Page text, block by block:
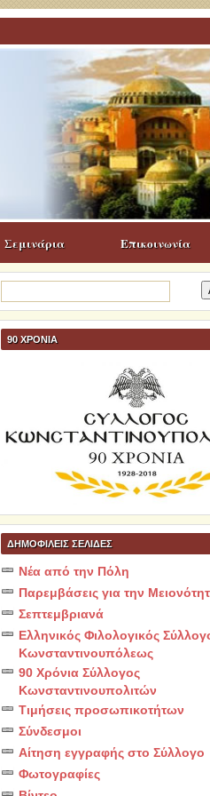
Σεμινάρια Επικοινωνία
για:
90 ΧΡΟΝΙΑ
ΔΗΜΟΦΙΛΕΙΣ ΣΕΛΙΔΕΣ
Νέα από την Πόλη
Παρεμβάσεις για την
Σεπτεμβριανά
Ελληνικός Φιλολογικός
Κωνσταντινουπόλεως
90 Χρόνια Σύλλογος
Κωνσταντινουπολιτών
Τιμήσεις προσωπικοτήτων
Σύνδεσμοι
Αίτηση εγγραφής στο Σύλλογο
Φωτογραφίες